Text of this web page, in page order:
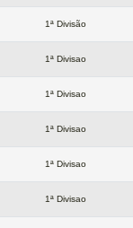
1ª Divisão
1ª Divisao
1ª Divisao
1ª Divisao
1ª Divisao
1ª Divisao